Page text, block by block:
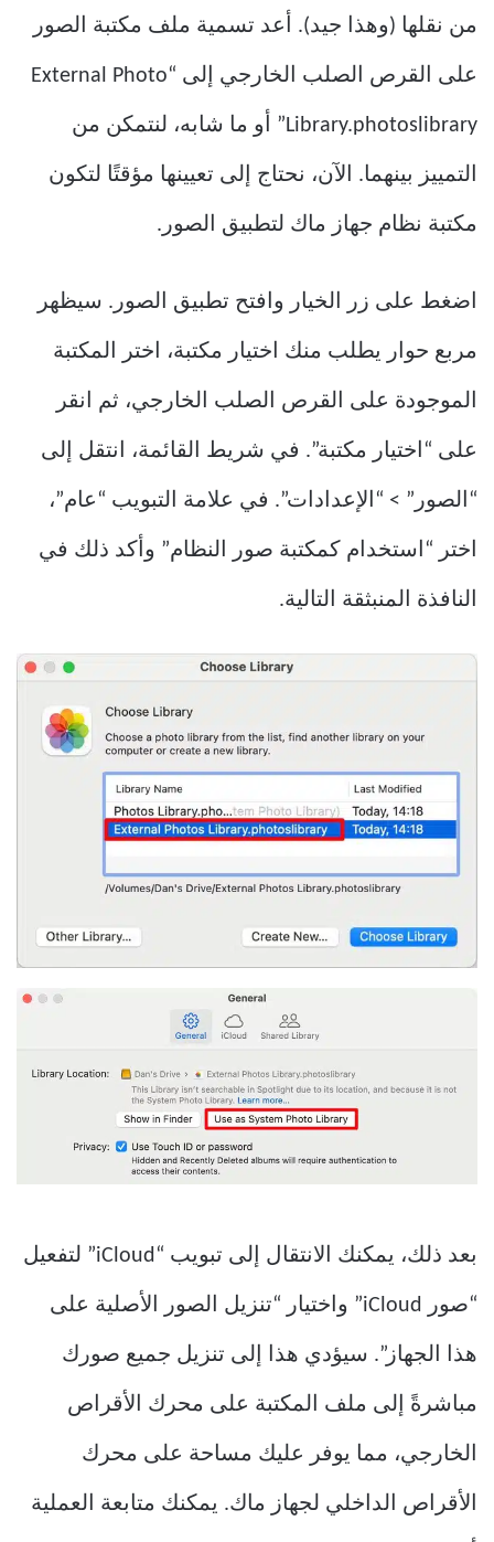
من نقلها (وهذا جيد). أعد تسمية ملف مكتبة الصور
على القرص الصلب الخارجي إلى “External Photo
Library.photoslibrary” أو ما شابه، لنتمكن من
التمييز بينهما. الآن، نحتاج إلى تعيينها مؤقتًا لتكون
مكتبة نظام جهاز ماك لتطبيق الصور.
اضغط على زر الخيار وافتح تطبيق الصور. سيظهر
مربع حوار يطلب منك اختيار مكتبة، اختر المكتبة
الموجودة على القرص الصلب الخارجي، ثم انقر
على “اختيار مكتبة”. في شريط القائمة، انتقل إلى
“الصور” > “الإعدادات”. في علامة التبويب “عام”،
اختر “استخدام كمكتبة صور النظام” وأكد ذلك في
النافذة المنبثقة التالية.
بعد ذلك، يمكنك الانتقال إلى تبويب “iCloud” لتفعيل
“صور iCloud” واختيار “تنزيل الصور الأصلية على
هذا الجهاز”. سيؤدي هذا إلى تنزيل جميع صورك
مباشرةً إلى ملف المكتبة على محرك الأقراص
الخارجي، مما يوفر عليك مساحة على محرك
الأقراص الداخلي لجهاز ماك. يمكنك متابعة العملية